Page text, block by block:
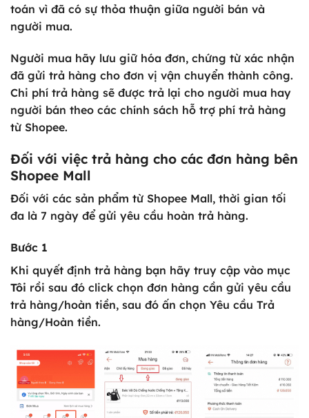
toán vì đã có sự thỏa thuận giữa người bán và
người mua.
Người mua hãy lưu giữ hóa đơn, chứng từ xác nhận
đã gửi trả hàng cho đơn vị vận chuyển thành công.
Chi phí trả hàng sẽ được trả lại cho người mua hay
người bán theo các chính sách hỗ trợ phí trả hàng
từ Shopee.
Đối với việc trả hàng cho các đơn hàng bên
Shopee Mall
Đối với các sản phẩm từ Shopee Mall, thời gian tối
đa là 7 ngày để gửi yêu cầu hoàn trả hàng.
Bước 1
Khi quyết định trả hàng bạn hãy truy cập vào mục
Tôi rồi sau đó click chọn đơn hàng cần gửi yêu cầu
trả hàng/hoàn tiền, sau đó ấn chọn Yêu cầu Trả
hàng/Hoàn tiền.